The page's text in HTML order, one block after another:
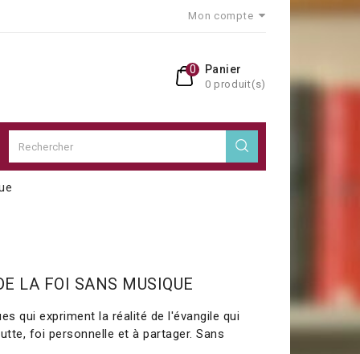
Mon compte
Panier
0 produit(s)
0
LA FOI SANS MUSIQUE
qui expriment la réalité de l'évangile qui
foi personnelle et à partager. Sans